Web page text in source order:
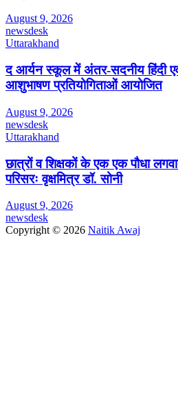
August 9, 2026
newsdesk
Uttarakhand
द आर्यन स्कूल में अंतर-सदनीय हिंदी
आशुभाषण प्रतियोगिताओं आयोजित
August 9, 2026
newsdesk
Uttarakhand
छात्रों व शिक्षकों के एक एक पौधा
परिसरः वृक्षमित्र डॉ. सोनी
August 9, 2026
newsdesk
Copyright © 2026 Naitik Awaj